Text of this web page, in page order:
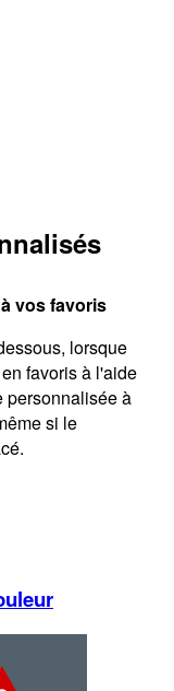
vos favoris
lorsque
favoris à l'aide
personnalisée à
si le